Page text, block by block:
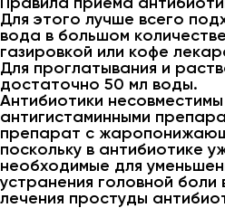
Для этого лучше всего
вода в большом
газировкой или кофе
Для проглатывания и
достаточно 50 мл воды.
Антибиотики
антигистаминными
препарат с
поскольку в антибиотике
необходимые для
устранения головной
лечения простуды